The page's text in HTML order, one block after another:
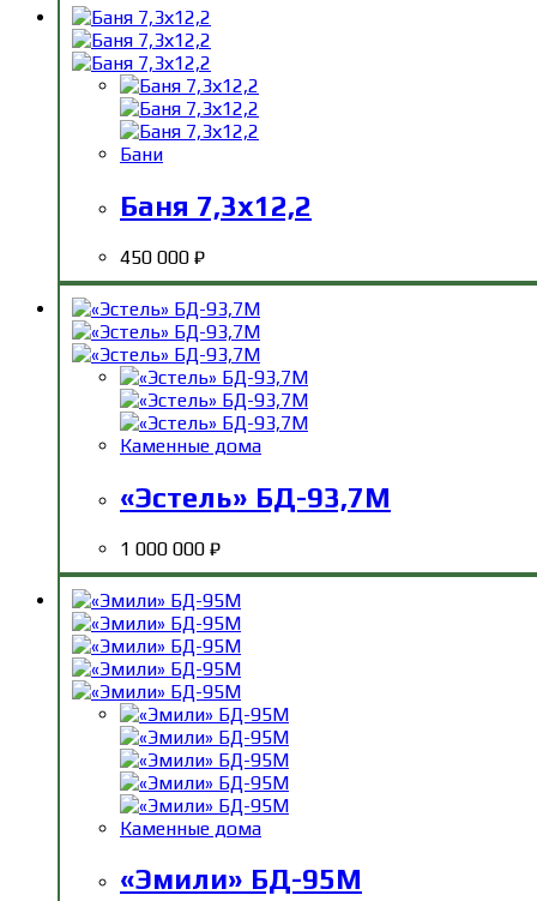
Бани
Баня 7,3х12,2
450 000 ₽
Каменные дома
«Эстель» БД-93,7М
1 000 000 ₽
Каменные дома
«Эмили» БД-95М